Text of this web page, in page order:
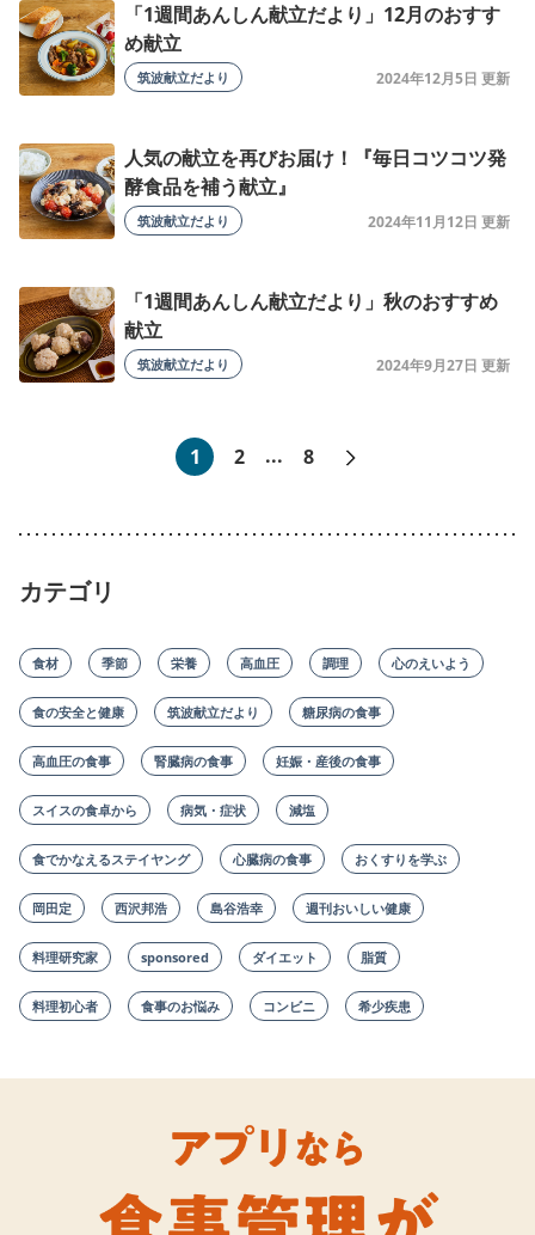
「1週間あんしん献立だより」12月のおすす
め献立
筑波献立だより 2024年12月5日
人気の献立を再びお届け！『毎日コツコツ発
酵食品を補う献立』
筑波献立だより 2024年11月12日
「1週間あんしん献立だより」秋のおすすめ
献立
筑波献立だより 2024年9月27日
1 2 ... 8
カテゴリ
食材 季節 栄養 高血圧 調理 心のえいよう
食の安全と健康 筑波献立だより 糖尿病の食事
高血圧の食事 腎臓病の食事 妊娠・産後の食事
スイスの食卓から 病気・症状 減塩
食でかなえるステイヤング 心臓病の食事 おくすりを学ぶ
岡田定 西沢邦浩 島谷浩幸 週刊おいしい健康
料理研究家 sponsored ダイエット 脂質
料理初心者 食事のお悩み コンビニ 希少疾患